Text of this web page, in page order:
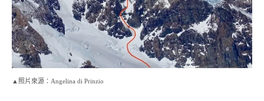
▲照片來源：Angelina di Prinzio